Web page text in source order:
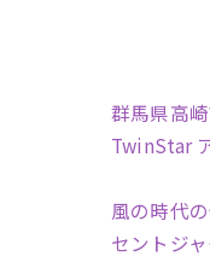
群馬県高
TwinStar
風の時代
セントジ